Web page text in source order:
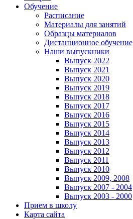
Обучение
Расписание
Материалы для занятий
Образцы материалов
Дистанционное обучение
Наши выпускники
Выпуск 2022
Выпуск 2021
Выпуск 2020
Выпуск 2019
Выпуск 2018
Выпуск 2017
Выпуск 2016
Выпуск 2015
Выпуск 2014
Выпуск 2013
Выпуск 2012
Выпуск 2011
Выпуск 2010
Выпуск 2009, 2008
Выпуск 2007 - 2004
Выпуск 2003 - 2000
Прием в школу
Карта сайта